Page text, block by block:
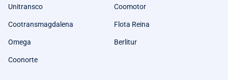
Unitransco Coomotor
Cootransmagdalena Flota Reina
Omega Berlitur
Coonorte